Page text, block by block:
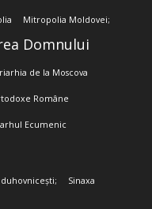
Mitropolia Moldovei;
Domnului
de la Moscova
Române
Ecumenic
Sinaxa